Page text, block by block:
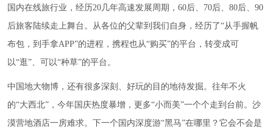
国内在线旅行业，经历20几年高速发展周期，60后、70后、80后、90
后旅客陆续走上舞台。从各位的父辈到我们自身，经历了“从手握帆
布包，到手拿APP”的进程，携程也从“购买”的平台，转变成可
以“逛”、可以“种草”的平台。
中国地大物博，还有很多深刻、好玩的目的地待发掘。往年不火
的“大西北”，今年国庆热度暴增，更多“小而美”一个个走到台前。沙
漠营地酒店一房难求。下一个国内深度游“黑马”在哪里？它会不会是